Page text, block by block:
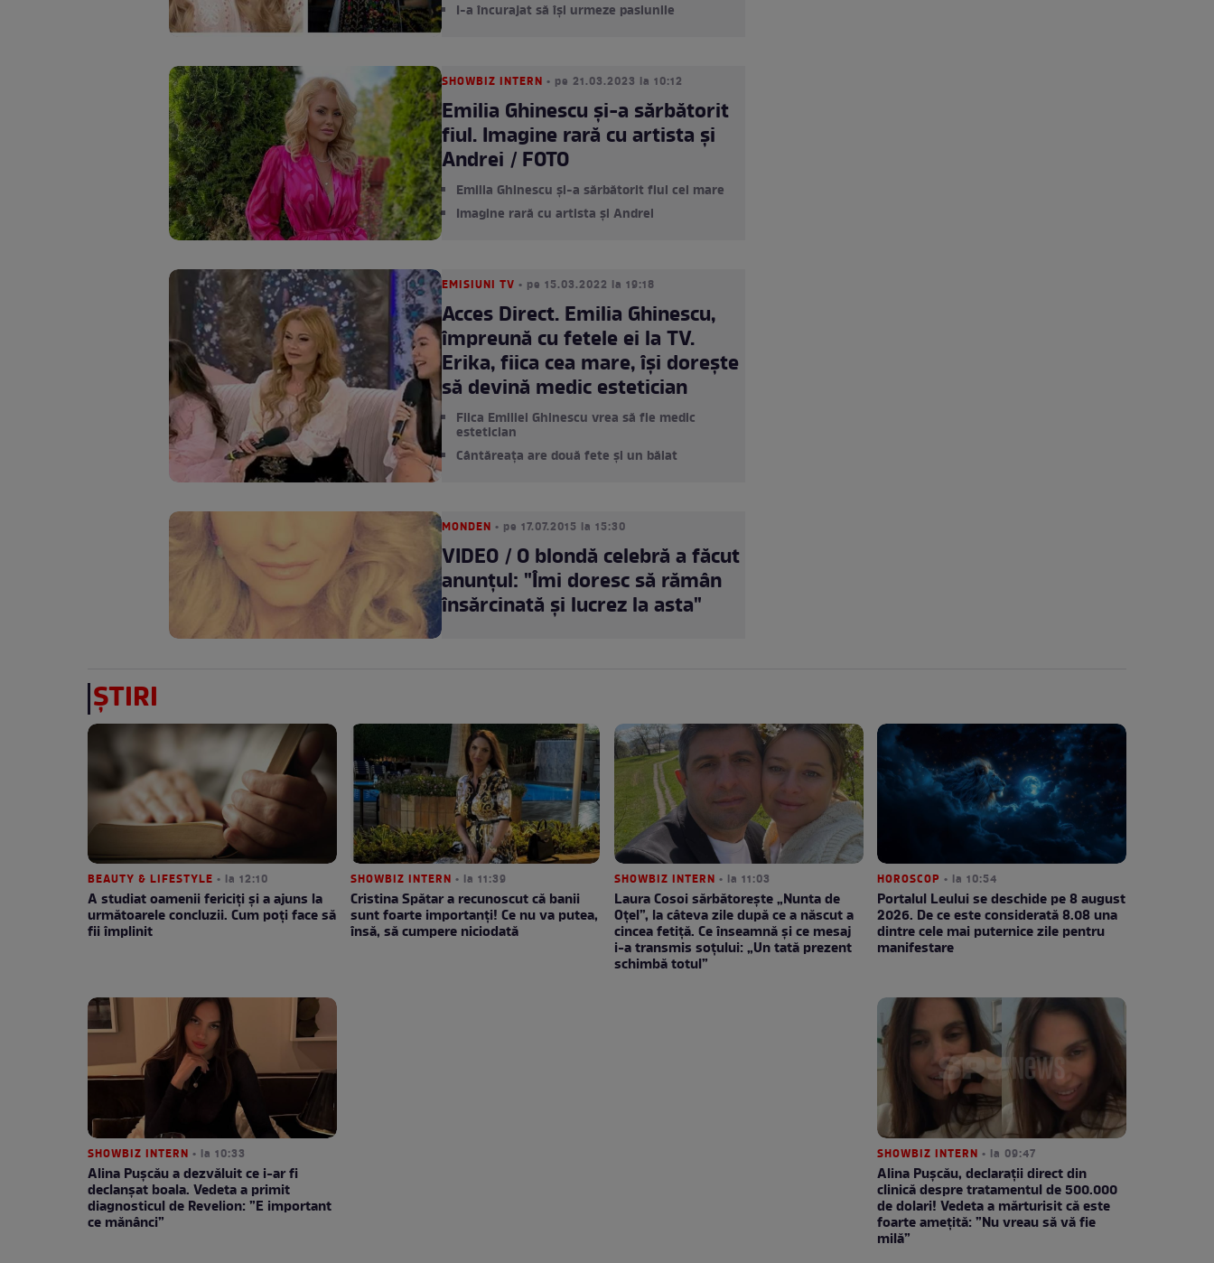
I-a încurajat să își urmeze pasiunile
SHOWBIZ INTERN • pe 21.03.2023 la 10:12
Emilia Ghinescu și-a sărbătorit
fiul. Imagine rară cu artista și
Andrei / FOTO
Emilia Ghinescu și-a sărbătorit fiul cel mare
Imagine rară cu artista și Andrei
EMISIUNI TV • pe 15.03.2022 la 19:18
Acces Direct. Emilia Ghinescu,
împreună cu fetele ei la TV.
Erika, fiica cea mare, își dorește
să devină medic estetician
Fiica Emiliei Ghinescu vrea să fie medic
estetician
Cântăreața are două fete și un băiat
MONDEN • pe 17.07.2015 la 15:30
VIDEO / O blondă celebră a făcut
anunţul: "Îmi doresc să rămân
însărcinată şi lucrez la asta"
ȘTIRI
BEAUTY & LIFESTYLE • la 12:10
A studiat oamenii fericiți și a ajuns la
următoarele concluzii. Cum poți face să
fii împlinit
SHOWBIZ INTERN • la 11:39
Cristina Spătar a recunoscut că banii
sunt foarte importanți! Ce nu va putea,
însă, să cumpere niciodată
SHOWBIZ INTERN • la 11:03
Laura Cosoi sărbătorește „Nunta de
Oțel”, la câteva zile după ce a născut a
cincea fetiță. Ce înseamnă și ce mesaj
i-a transmis soțului: „Un tată prezent
schimbă totul”
HOROSCOP • la 10:54
Portalul Leului se deschide pe 8 august
2026. De ce este considerată 8.08 una
dintre cele mai puternice zile pentru
manifestare
SHOWBIZ INTERN • la 10:33
Alina Pușcău a dezvăluit ce i-ar fi
declanșat boala. Vedeta a primit
diagnosticul de Revelion: ”E important
ce mănânci”
SHOWBIZ INTERN • la 09:47
Alina Pușcău, declarații direct din
clinică despre tratamentul de 500.000
de dolari! Vedeta a mărturisit că este
foarte amețită: ”Nu vreau să vă fie
milă”